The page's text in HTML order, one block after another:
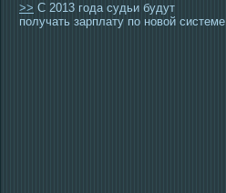
>> С 2013 года судьи будут
получать зарплату по новой системе